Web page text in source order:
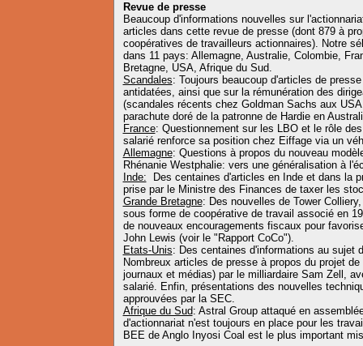
Revue de presse
Beaucoup d'informations nouvelles sur
articles dans cette revue de presse (dont 879 à
coopératives de travailleurs actionnaires). Notre
dans 11 pays: Allemagne, Australie, Colombie,
Bretagne, USA, Afrique du Sud.
Scandales: Toujours beaucoup d'articles de
antidatées, ainsi que sur la rémunération des
(scandales récents chez Goldman Sachs aux
parachute doré de la patronne de Hardie en
France: Questionnement sur les LBO et le rôle
salarié renforce sa position chez Eiffage via un
Allemagne: Questions à propos du nouveau
Rhénanie Westphalie: vers une généralisation à
Inde: Des centaines d'articles en Inde et dans la
prise par le Ministre des Finances de taxer les
Grande Bretagne: Des nouvelles de Tower
sous forme de coopérative de travail associé en
de nouveaux encouragements fiscaux pour
John Lewis (voir le "Rapport CoCo").
Etats-Unis: Des centaines d'informations au sujet
Nombreux articles de presse à propos du projet
journaux et médias) par le milliardaire Sam Zell,
salarié. Enfin, présentations des nouvelles
approuvées par la SEC.
Afrique du Sud: Astral Group attaqué en
d'actionnariat n'est toujours en place pour les
BEE de Anglo Inyosi Coal est le plus important